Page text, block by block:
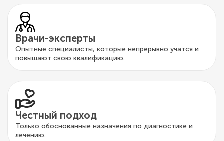
Врачи-эксперты
Опытные специалисты, которые непрерывно учатся и
повышают свою квалификацию.
Честный подход
Только обоснованные назначения по диагностике и
лечению.